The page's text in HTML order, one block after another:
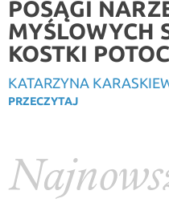
POSĄGI
MYŚLOWYCH
KOSTKI
KATARZYNA
PRZECZYTAJ